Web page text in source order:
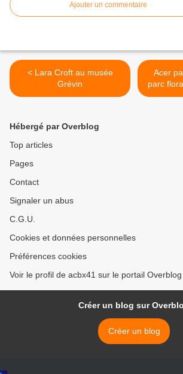
Ajouter un commentaire
< Lara Croft au musée
Grévin
Acer
Hébergé par Overblog
Top articles
Pages
Contact
Signaler un abus
C.G.U.
Cookies et données personnelles
Préférences cookies
Voir le profil de acbx41 sur le portail Overblog
Créer un blog sur
Créer un blog